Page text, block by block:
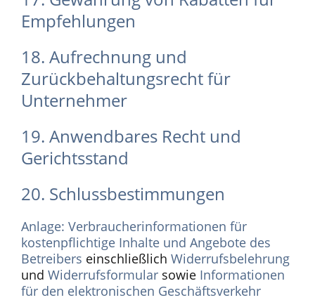
Empfehlungen
18. Aufrechnung und
Zurückbehaltungsrecht für
Unternehmer
19. Anwendbares Recht und
Gerichtsstand
20. Schlussbestimmungen
Anlage: Verbraucherinformationen für
kostenpflichtige Inhalte und Angebote des
Betreibers einschließlich Widerrufsbelehrung
und Widerrufsformular sowie Informationen
für den elektronischen Geschäftsverkehr